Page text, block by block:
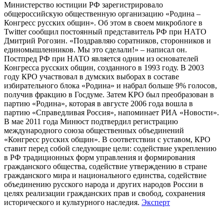
Министерство юстиции РФ зарегистрировало
общероссийскую общественную организацию «Родина –
Конгресс русских общин». Об этом в своем микроблоге в
Twitter сообщил постоянный представитель РФ при НАТО
Дмитрий Рогозин. «Поздравляю соратников, сторонников и
единомышленников. Мы это сделали!» – написал он.
Постпред РФ при НАТО является одним из основателей
Конгресса русских общин, созданного в 1993 году. В 2003
году КРО участвовал в думских выборах в составе
избирательного блока «Родина» и набрал больше 9% голосов,
получив фракцию в Госдуме. Затем КРО был преобразован в
партию «Родина», которая в августе 2006 года вошла в
партию «Справедливая Россия», напоминает РИА «Новости».
В мае 2011 года Минюст подтвердил регистрацию
международного союза общественных объединений
«Конгресс русских общин». В соответствии с уставом, КРО
ставит перед собой следующие цели: содействие укреплению
в РФ традиционных форм управления и формирования
гражданского общества, содействие утверждению в стране
гражданского мира и национального единства, содействие
объединению русского народа и других народов России в
целях реализации гражданских прав и свобод, сохранения
исторического и культурного наследия. Эксперт